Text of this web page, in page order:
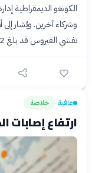
الكونغو الديمقراطية
وشركاء آخرين. ويُشار
تفشي الفيروس قد بلغ 31.2%.
عافية› خلاصة
ارتفاع إصابات الكوليرا